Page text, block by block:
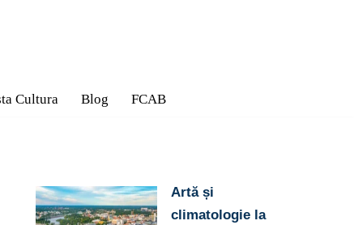
Cultura Blog FCAB
Artă și
climatologie la